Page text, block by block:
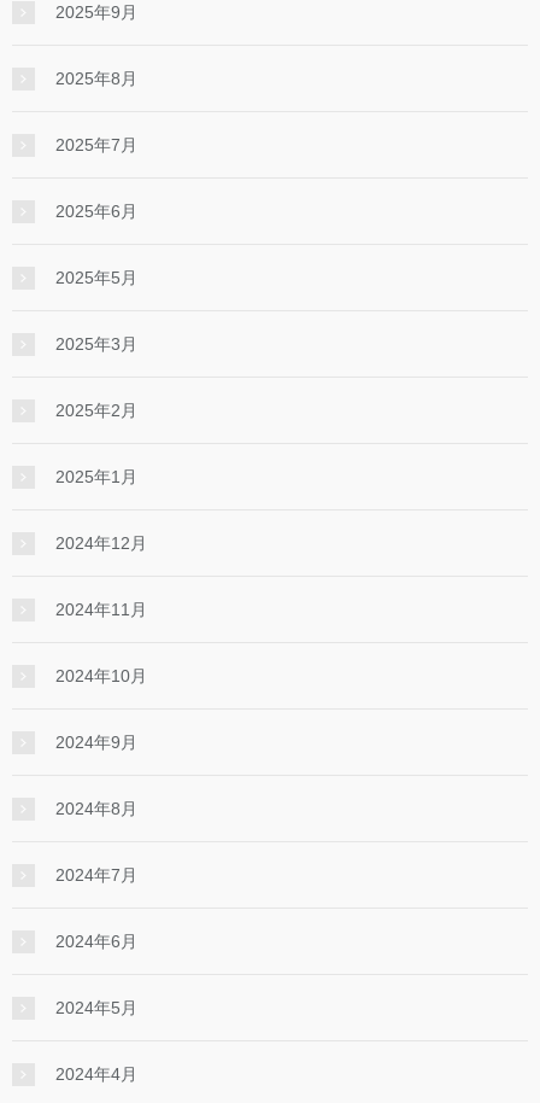
2025年9月
2025年8月
2025年7月
2025年6月
2025年5月
2025年3月
2025年2月
2025年1月
2024年12月
2024年11月
2024年10月
2024年9月
2024年8月
2024年7月
2024年6月
2024年5月
2024年4月